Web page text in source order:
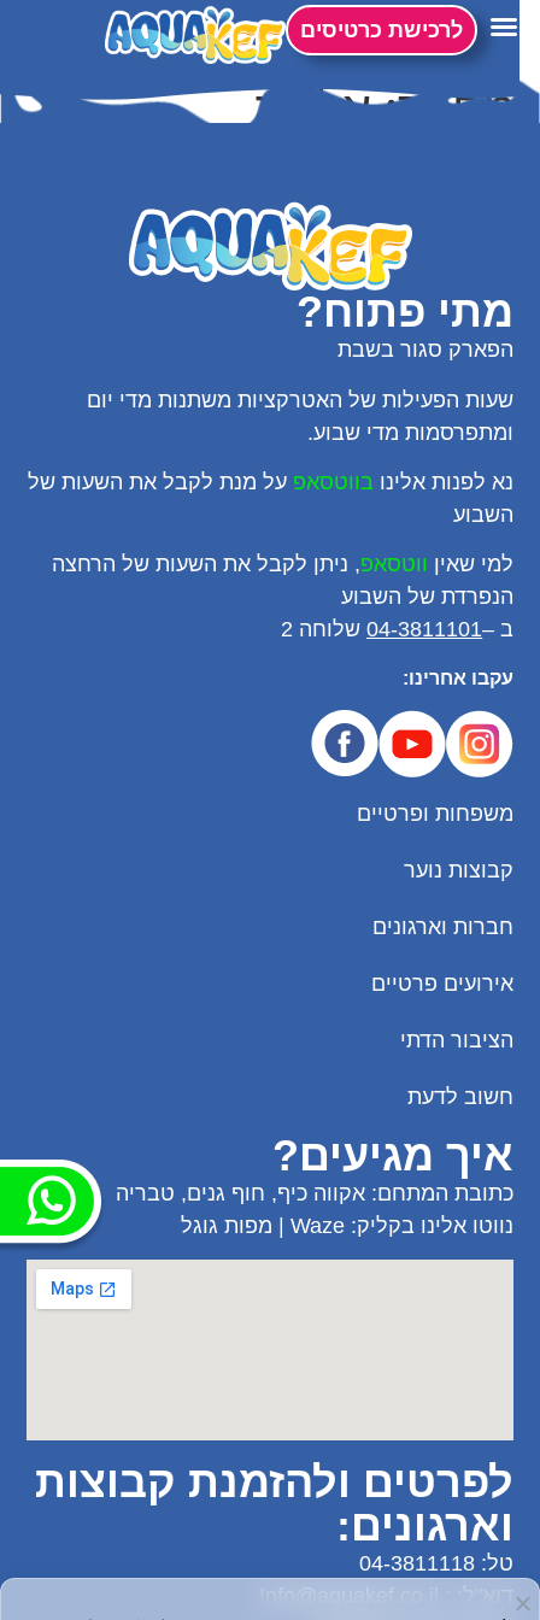
לתוכן
לרכישת כרטיסים
מחבר:אלמוג
מתי פתוח?
הפארק סגור בשבת
שעות הפעילות של האטרקציות משתנות מדי יום
ומתפרסמות מדי שבוע.
נא לפנות אלינו בווטסאפ על מנת לקבל את השעות של
השבוע
למי שאין ווטסאפ, ניתן לקבל את השעות של הרחצה
הנפרדת של השבוע
ב –04-3811101שלוחה 2
עקבו אחרינו:
משפחות ופרטיים
קבוצות נוער
חברות וארגונים
אירועים פרטיים
הציבור הדתי
חשוב לדעת
איך מגיעים?
כתובת המתחם: אקווה כיף, חוף גנים, טבריה
נווטו אלינו בקליק: Waze
| מפות גוגל
לפרטים ולהזמנת קבוצות
וארגונים:
טל: 04-3811118
דוא"ל: :
Info@aquakef.co.il